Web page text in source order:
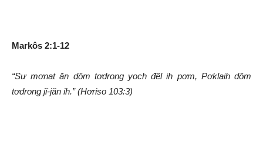
Markôs 2:1-12
“Sư mơnat ăn dôm tơdrong yoch đêl ih pơm, Pơklaih dôm
tơdrong jĭ-jăn ih.”(Hơriso 103:3)